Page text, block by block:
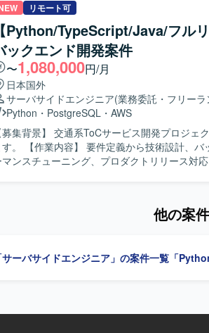
実装まで対応していただける方を求めており
責任を持ってやり切っていただける方を歓迎いたします。 【ポジションの魅力
システム開発において、Pythonやコンテナ技
計からテストまで一連の工程に関わること
】 Python、Linux環境上での開発となり、REST API開発やFlask、
、FastAPIなどのフレームワークを利
KubernetesやDockerを利用し、Pytestによる
リモート可
【Python/TypeScript/Java/フル
ックエンド開発案件
〜1,080,000円/月
日本国外
サーバサイドエンジニア(業務委託・フリーラ
Python ・ PostgreSQL ・ AWS
募集背景】 交通系ToCサービス開発プロジェ
技術設計、バックエンド開発、DB設計、SQL実装、パフォ
ンスチューニング、プロダクトリリース対応を担当いただき
他の案
サーバサイドエンジニア」の案件一覧 「